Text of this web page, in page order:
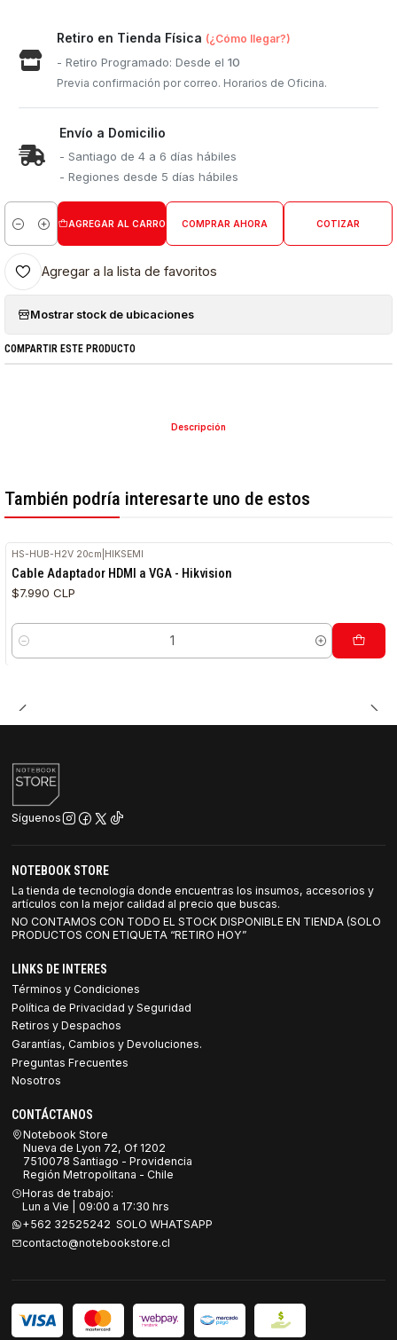
Retiro en Tienda Física (¿Cómo llegar?)
- Retiro Programado: Desde el10
Previa confirmación por correo. Horarios de Oficina.
Envío a Domicilio
- Santiago de 4 a 6 días hábiles
- Regiones desde 5 días hábiles
Cantidad
AGREGAR AL CARRO COMPRAR AHORA COTIZAR
Agregar a la lista de favoritos
Mostrar stock de ubicaciones
COMPARTIR ESTE PRODUCTO
Descripción
También podría interesarte uno de estos
HS-HUB-H2V 20cm HIKSEMI
Cable Adaptador HDMI a VGA - Hikvision
$7.990 CLP
Cantidad
Síguenos
NOTEBOOK STORE
La tienda de tecnología donde encuentras los insumos, accesorios y
artículos con la mejor calidad al precio que buscas.
NO CONTAMOS CON TODO EL STOCK DISPONIBLE EN TIENDA (SOLO
PRODUCTOS CON ETIQUETA “RETIRO HOY”
LINKS DE INTERES
Términos y Condiciones
Política de Privacidad y Seguridad
Retiros y Despachos
Garantías, Cambios y Devoluciones.
Preguntas Frecuentes
Nosotros
CONTÁCTANOS
Notebook Store
Nueva de Lyon 72, Of 1202
7510078 Santiago - Providencia
Región Metropolitana - Chile
Horas de trabajo:
Lun a Vie | 09:00 a 17:30 hrs
+562 32525242 SOLO WHATSAPP
contacto@notebookstore.cl